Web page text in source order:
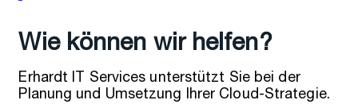
Wie können wir helfen?
Erhardt IT Services unterstützt Sie bei der
Planung und Umsetzung Ihrer Cloud-Strategie.